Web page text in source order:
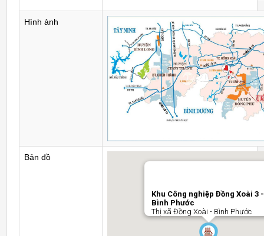
Hình ảnh
Bản đồ
Khu Công nghiệp Đồng Xoài 3 -
Bình Phước
Thị xã Đồng Xoài - Bình Phước